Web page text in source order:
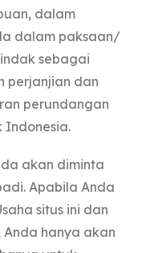
dalam
dalam paksaan/
sebagai
perjanjian dan
perundangan
Indonesia.
akan diminta
Apabila Anda
situs ini dan
Anda hanya akan